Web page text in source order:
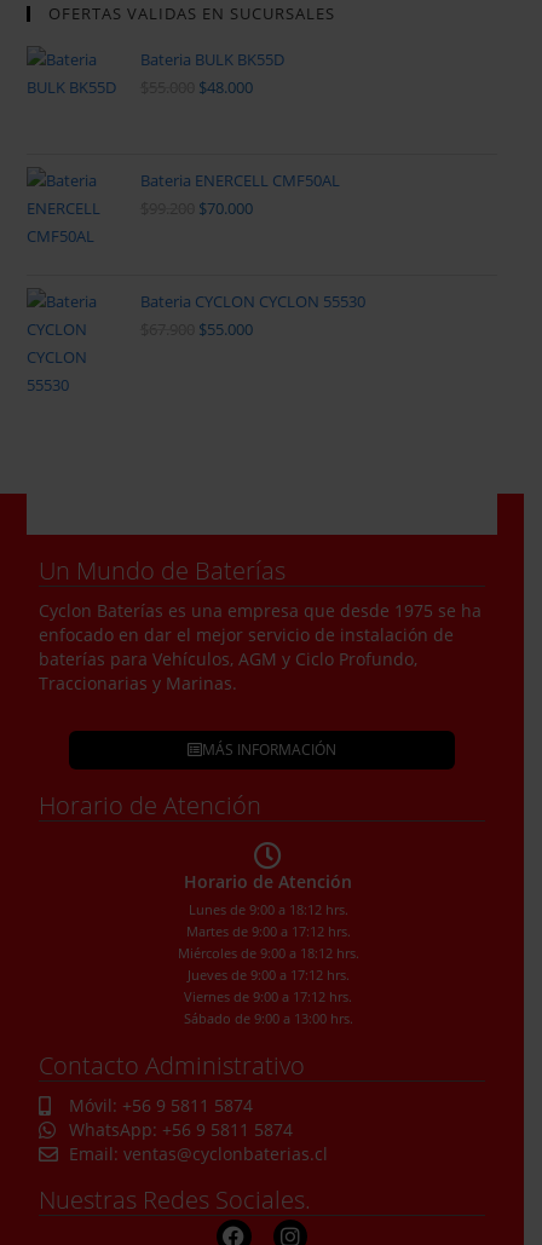
OFERTAS VALIDAS EN SUCURSALES
Bateria BULK BK55D
$48.000
Bateria ENERCELL CMF50AL
$70.000
Bateria CYCLON CYCLON 55530
$55.000
Un Mundo de Baterías
Cyclon Baterías es una empresa que desde 1975 se ha
enfocado en dar el mejor servicio de instalación de
baterías para Vehículos, AGM y Ciclo Profundo,
Traccionarias y Marinas.
MÁS INFORMACIÓN
Horario de Atención
Horario de Atención
Lunes de 9:00 a 18:12 hrs.
Martes de 9:00 a 17:12 hrs.
Miércoles de 9:00 a 18:12 hrs.
Jueves de 9:00 a 17:12 hrs.
Viernes de 9:00 a 17:12 hrs.
Sábado de 9:00 a 13:00 hrs.
Contacto Administrativo
Móvil: +56 9 5811 5874
WhatsApp: +56 9 5811 5874
Email: ventas@cyclonbaterias.cl
Nuestras Redes Sociales.